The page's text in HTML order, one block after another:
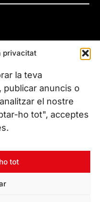
privacitat
la teva
publicar anuncis o
el nostre
ho tot", acceptes
tot